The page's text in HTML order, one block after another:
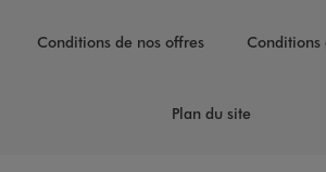
Conditions de nos offres
Plan du site